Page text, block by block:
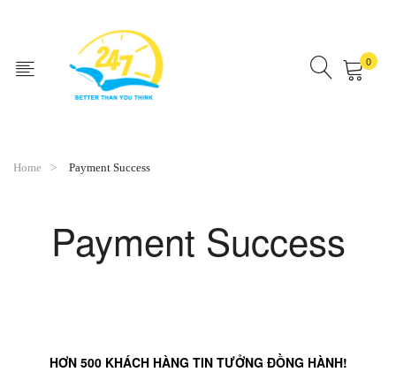
0
Home Payment Success
Payment Success
HƠN 500 KHÁCH HÀNG TIN TƯỞNG ĐỒNG HÀNH!